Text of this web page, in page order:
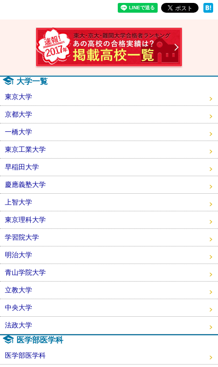
大学一覧
東京大学
京都大学
一橋大学
東京工業大学
早稲田大学
慶應義塾大学
上智大学
東京理科大学
学習院大学
明治大学
青山学院大学
立教大学
中央大学
法政大学
医学部医学科
医学部医学科